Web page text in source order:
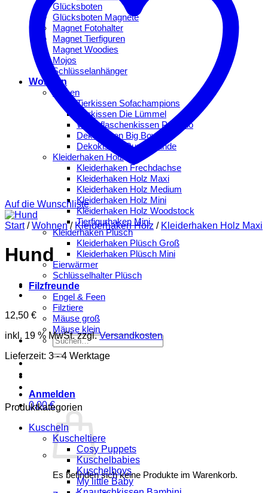
Glücksboten
Glücksboten Magnete
Magnet Fotohalter
Magnet Tierfiguren
Magnet Woodies
Mojos
Schlüsselanhänger
Wohnen
Kissen
Tierkissen Sofachampions
Tierkissen Die Lümmel
Wärmflaschenkissen Peppino
Dekokissen Big Boys
Dekokissen Bunte Hunde
Kleiderhaken Holz
Kleiderhaken Frechdachse
Kleiderhaken Holz Maxi
Kleiderhaken Holz Medium
Kleiderhaken Holz Mini
Kleiderhaken Holz Woodstock
Tierfigurhaken Mini
Kleiderhaken Plüsch
Kleiderhaken Plüsch Groß
Kleiderhaken Plüsch Mini
Eierwärmer
Schlüsselhalter Plüsch
Filzfreunde
Engel & Feen
Filztiere
Mäuse groß
Mäuse klein
Suchen
nach:
Anmelden
0,00€
Es befinden sich keine Produkte im Warenkorb.
Auf die Wunschliste
Start / Wohnen / Kleiderhaken Holz / Kleiderhaken Holz Maxi
Hund
12,50 €
inkl. 19 % MwSt. zzgl.Versandkosten
Lieferzeit: 3 - 4 Werktage
Produktkategorien
Kuscheln
Kuscheltiere
Cosy Puppets
Kuschelbabies
Kuschelboys
My little Baby